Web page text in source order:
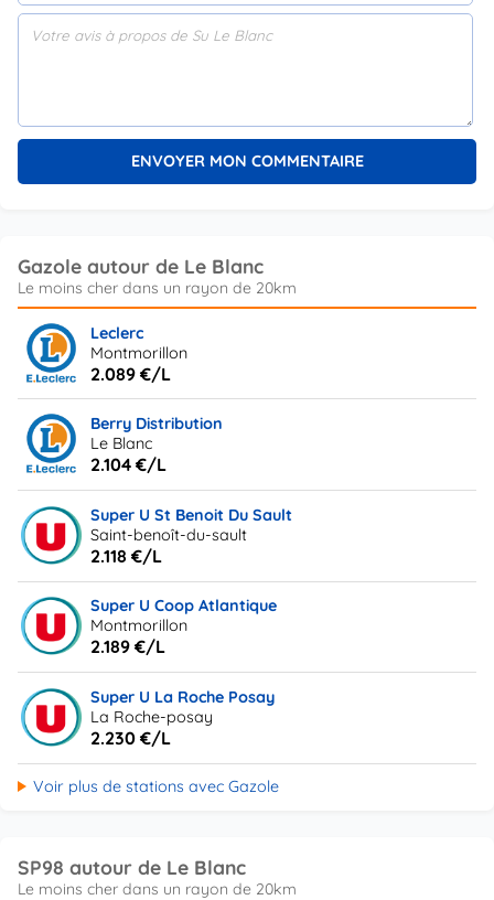
Gazole autour de Le Blanc
Leclerc
Montmorillon
2.089 €/L
Berry Distribution
Le Blanc
2.104 €/L
Super U St Benoit Du Sault
Saint-benoît-du-sault
2.118 €/L
Super U Coop Atlantique
Montmorillon
2.189 €/L
Super U La Roche Posay
La Roche-posay
2.230 €/L
Voir plus de stations avec Gazole
SP98 autour de Le Blanc